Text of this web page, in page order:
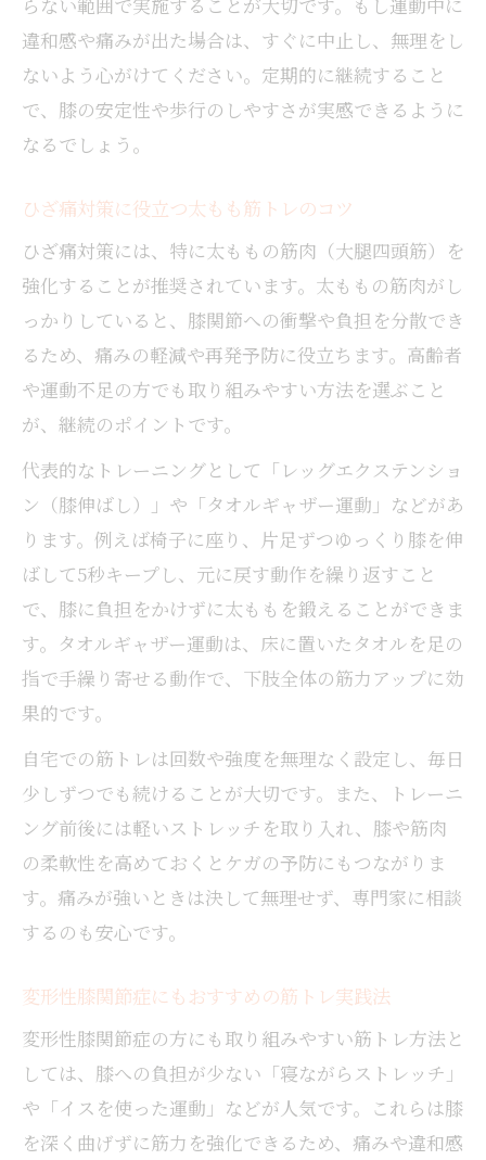
違和感や痛みが出た場合は、すぐに中止し、無理をし
ないよう心がけてください。定期的に継続すること
で、膝の安定性や歩行のしやすさが実感できるように
なるでしょう。
ひざ痛対策に役立つ太もも筋トレのコツ
ひざ痛対策には、特に太ももの筋肉（大腿四頭筋）を
強化することが推奨されています。太ももの筋肉がし
っかりしていると、膝関節への衝撃や負担を分散でき
るため、痛みの軽減や再発予防に役立ちます。高齢者
や運動不足の方でも取り組みやすい方法を選ぶこと
が、継続のポイントです。
代表的なトレーニングとして「レッグエクステンショ
ン（膝伸ばし）」や「タオルギャザー運動」などがあ
ります。例えば椅子に座り、片足ずつゆっくり膝を伸
ばして5秒キープし、元に戻す動作を繰り返すこと
で、膝に負担をかけずに太ももを鍛えることができま
す。タオルギャザー運動は、床に置いたタオルを足の
指で手繰り寄せる動作で、下肢全体の筋力アップに効
果的です。
自宅での筋トレは回数や強度を無理なく設定し、毎日
少しずつでも続けることが大切です。また、トレーニ
ング前後には軽いストレッチを取り入れ、膝や筋肉
の柔軟性を高めておくとケガの予防にもつながりま
す。痛みが強いときは決して無理せず、専門家に相談
するのも安心です。
変形性膝関節症にもおすすめの筋トレ実践法
変形性膝関節症の方にも取り組みやすい筋トレ方法と
しては、膝への負担が少ない「寝ながらストレッチ」
や「イスを使った運動」などが人気です。これらは膝
を深く曲げずに筋力を強化できるため、痛みや違和感